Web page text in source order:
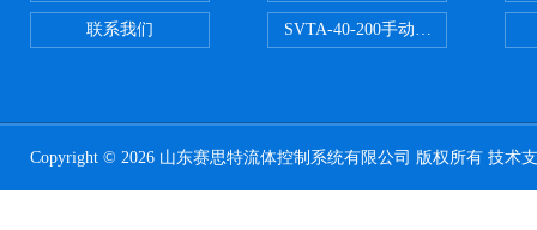
联系我们 SVTA-40-200手动数显表控制安全
Copyright © 2026 山东赛思特流体控制系统有限公司 版权所有 技术